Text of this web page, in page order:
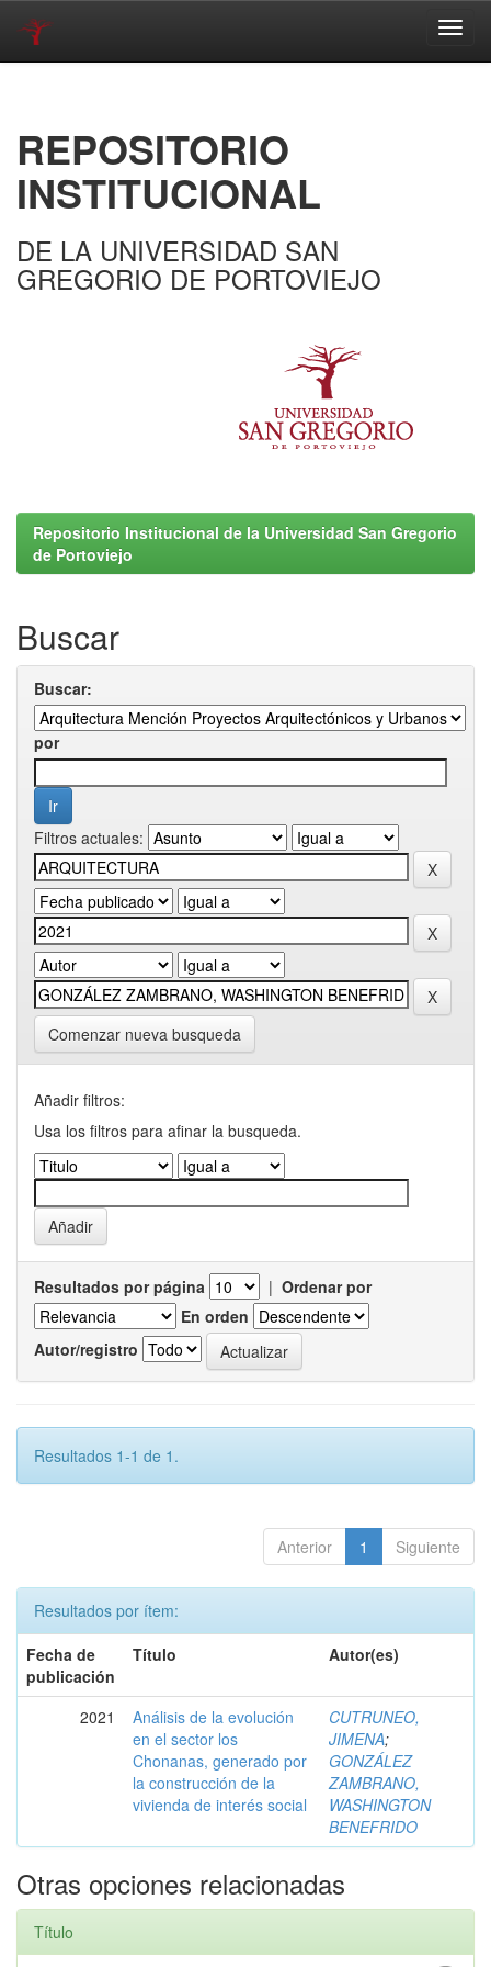
REPOSITORIO
INSTITUCIONAL
DE LA UNIVERSIDAD SAN
GREGORIO DE PORTOVIEJO
Repositorio Institucional de la Universidad San Gregorio
de Portoviejo
Buscar
Buscar:
por
Filtros actuales:
Comenzar nueva busqueda
Añadir filtros:
Usa los filtros para afinar la busqueda.
Resultados por página | Ordenar por
En orden
Autor/registro
Resultados 1-1 de 1.
Anterior 1 Siguiente
Resultados por ítem:
Fecha de
publicación
Título Autor(es)
2021
Análisis de la evolución
en el sector los
Chonanas, generado por
la construcción de la
vivienda de interés social
CUTRUNEO,
JIMENA;
GONZÁLEZ
ZAMBRANO,
WASHINGTON
BENEFRIDO
Otras opciones relacionadas
Título